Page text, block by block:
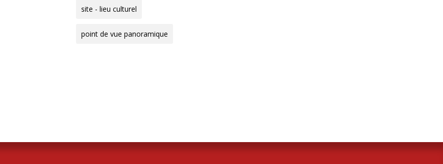
site - lieu culturel
point de vue panoramique